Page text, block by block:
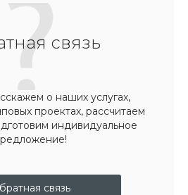
связь
о наших услугах,
проектах, рассчитаем
индивидуальное
связь